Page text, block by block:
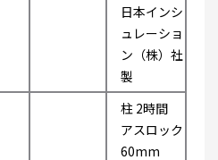
日本インシ
ュレーショ
ン（株）社
製
柱 2時間
アスロック
60mm